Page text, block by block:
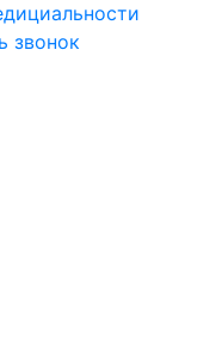
звонок